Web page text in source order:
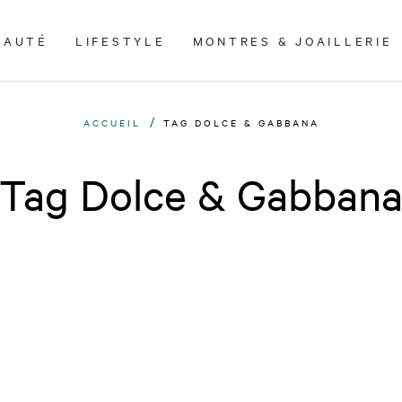
LIFESTYLE MONTRES & JOAILLERIE
ACCUEIL TAG DOLCE & GABBANA
Tag Dolce & Gabbana